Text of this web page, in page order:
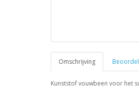
Omschrijving
Kunststof vouwbeen voor het